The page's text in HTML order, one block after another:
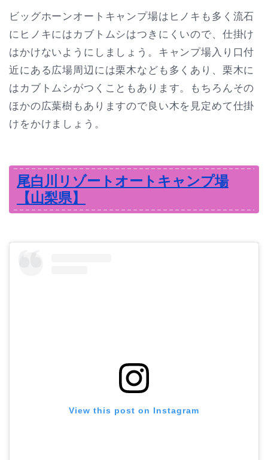
ビッグホーンオートキャンプ場はヒノキも多く流石
にヒノキにはカブトムシはつきにくいので、仕掛け
はかけないようにしましょう。キャンプ場入り口付
近にある広場周辺には栗木なども多くあり、栗木に
はカブトムシがつくこともあります。もちろんその
ほかの広葉樹もありますので良い木を見定めて仕掛
けをかけましょう。
尾白川リゾートオートキャンプ場
【山梨県】
View this post on Instagram